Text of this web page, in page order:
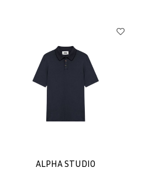
ALPHA STUDIO